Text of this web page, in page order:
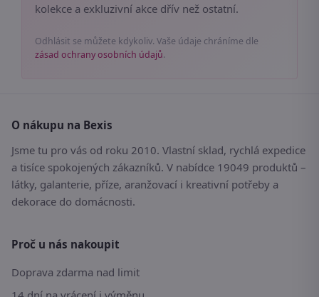
kolekce a exkluzivní akce dřív než ostatní.
Odhlásit se můžete kdykoliv. Vaše údaje chráníme dle
zásad ochrany osobních údajů.
O nákupu na Bexis
Jsme tu pro vás od roku 2010. Vlastní sklad, rychlá expedice
a tisíce spokojených zákazníků. V nabídce 19049 produktů –
látky, galanterie, příze, aranžovací i kreativní potřeby a
dekorace do domácnosti.
Proč u nás nakoupit
Doprava zdarma nad limit